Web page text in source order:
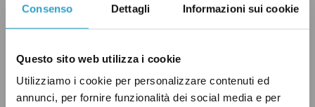
Consenso Dettagli Informazioni sui cookie
Questo sito web utilizza i cookie
Utilizziamo i cookie per personalizzare contenuti ed
annunci, per fornire funzionalità dei social media e per
TASSE